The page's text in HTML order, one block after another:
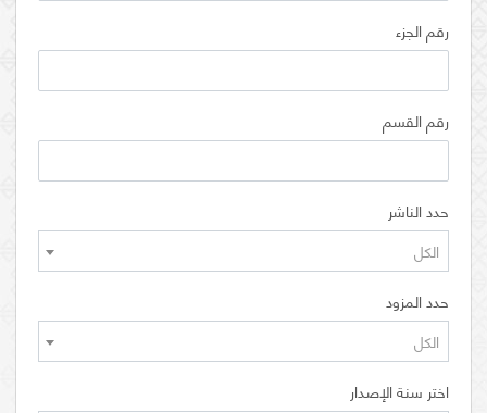
رقم الجزء
رقم القسم
حدد الناشر
الكل
حدد المزود
الكل
اختر سنة الإصدار